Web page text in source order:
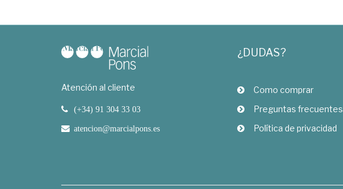
Atención al cliente
(+34) 91 304 33 03
atencion@marcialpons.es
¿DUDAS?
Como comprar
Preguntas frecuentes
Política de privacidad